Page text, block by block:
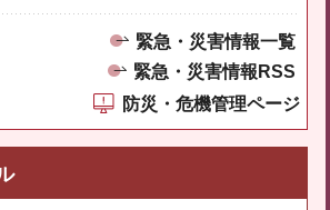
緊急・災害情報一覧
緊急・災害情報RSS
防災・危機管理ページ